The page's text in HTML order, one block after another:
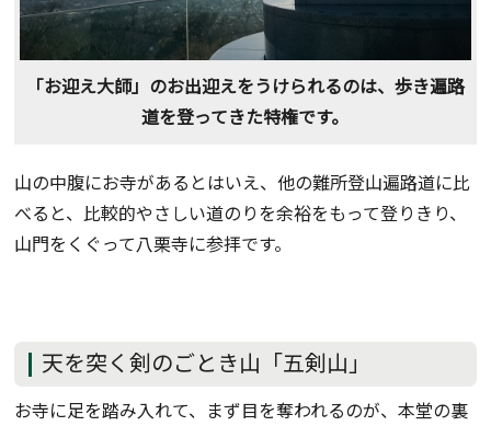
「お迎え大師」のお出迎えをうけられるのは、歩き遍路
道を登ってきた特権です。
山の中腹にお寺があるとはいえ、他の難所登山遍路道に比
べると、比較的やさしい道のりを余裕をもって登りきり、
山門をくぐって八栗寺に参拝です。
天を突く剣のごとき山「五剣山」
お寺に足を踏み入れて、まず目を奪われるのが、本堂の裏